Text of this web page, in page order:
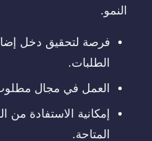
النمو.
فرصة لتحقيق دخل
الطلبات.
العمل في مجال
إمكانية الاستفادة من
المتاحة.